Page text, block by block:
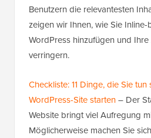
Benutzern die relevantesten
zeigen wir Ihnen, wie Sie
WordPress hinzufügen und
verringern.
Checkliste: 11 Dinge, die Sie
WordPress-Site starten– Der
Website bringt viel Aufregung
Möglicherweise machen Sie